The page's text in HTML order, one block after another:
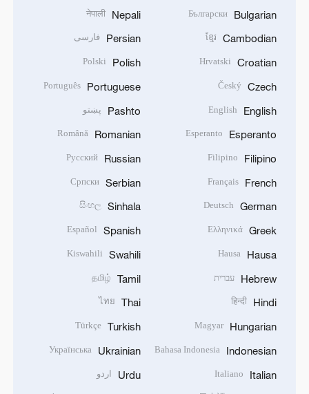
Bulgarian
Български
Cambodian
ខ្មែរ
Croatian
Hrvatski
Czech
Český
English
English
Esperanto
Esperanto
Filipino
Filipino
French
Français
German
Deutsch
Greek
Ελληνικά
Hausa
Hausa
Hebrew עברית
Hindi
हिन्दी
Hungarian
Magyar
Indonesian
Bahasa Indonesia
Italian
Italiano
Nepali
नेपाली
Persian فارسی
Polish
Polski
Portuguese
Português
Pashto پښتو
Romanian
Română
Russian
Русский
Serbian
Српски
Sinhala
සිංහල
Spanish
Español
Swahili
Kiswahili
Tamil
தமிழ்
Thai
ไทย
Turkish
Türkçe
Ukrainian
Українська
Urdu اردو